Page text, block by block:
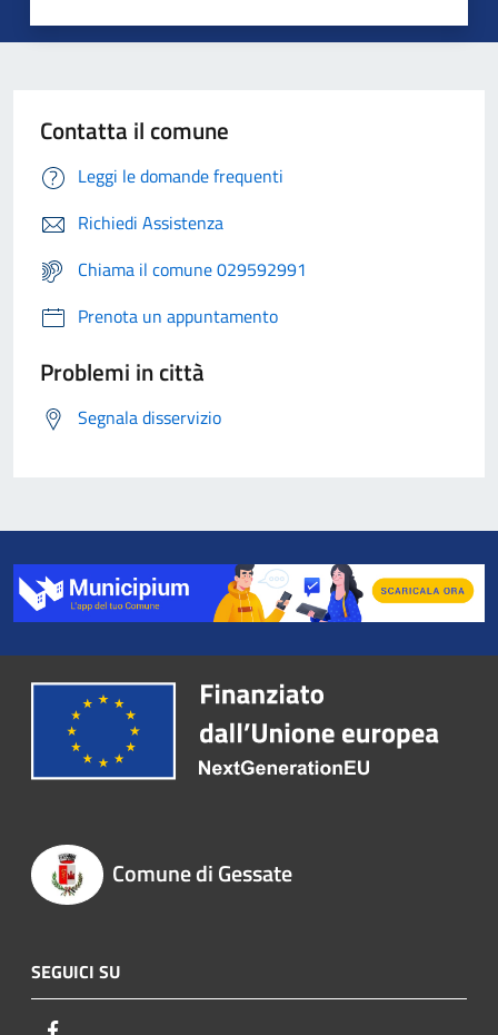
Contatta il comune
Leggi le domande frequenti
Richiedi Assistenza
Chiama il comune 029592991
Prenota un appuntamento
Problemi in città
Segnala disservizio
Comune di Gessate
SEGUICI SU